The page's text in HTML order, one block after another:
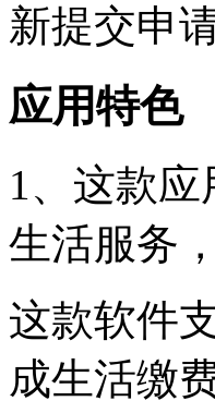
新提交申请
应用特色
1、这款
生活服务
这款软件
成生活缴费